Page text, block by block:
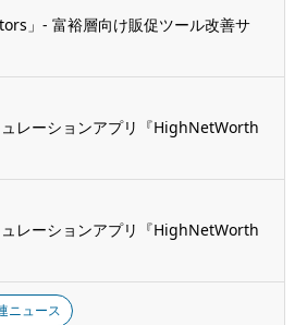
」- 富裕層向け販促ツール改善サ
レーションアプリ『HighNetWorth
レーションアプリ『HighNetWorth
ニュース